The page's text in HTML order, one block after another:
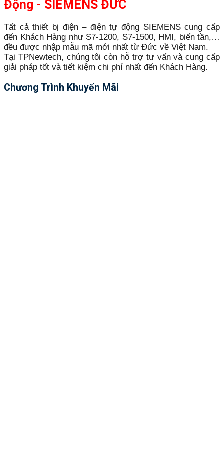
Động - SIEMENS ĐỨC
Tất cả thiết bị điện – điện tự động SIEMENS cung cấp
đến Khách Hàng như S7-1200, S7-1500, HMI, biến tần,…
đều được nhập mẫu mã mới nhất từ Đức về Việt Nam.
Tại TPNewtech, chúng tôi còn hỗ trợ tư vấn và cung cấp
giải pháp tốt và tiết kiệm chi phí nhất đến Khách Hàng.
Chương Trình Khuyến Mãi